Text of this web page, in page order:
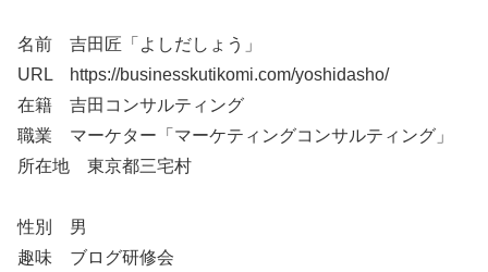
名前 吉田匠「よしだしょう」
URL https://businesskutikomi.com/yoshidasho/
在籍 吉田コンサルティング
職業 マーケター「マーケティングコンサルティング」
所在地 東京都三宅村
性別 男
趣味 ブログ研修会